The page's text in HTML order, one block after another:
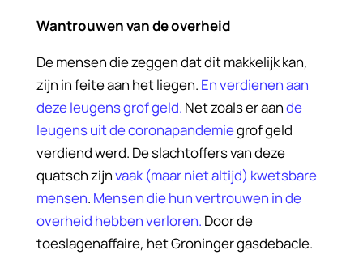
Wantrouwen van de overheid
De mensen die zeggen dat dit makkelijk kan,
zijn in feite aan het liegen. En verdienen aan
deze leugens grof geld. Net zoals er aande
leugens uit de coronapandemiegrof geld
verdiend werd. De slachtoffers van deze
quatsch zijnvaak (maar niet altijd) kwetsbare
mensen. Mensen die hun vertrouwen in de
overheid hebben verloren. Door de
toeslagenaffaire, het Groninger gasdebacle.